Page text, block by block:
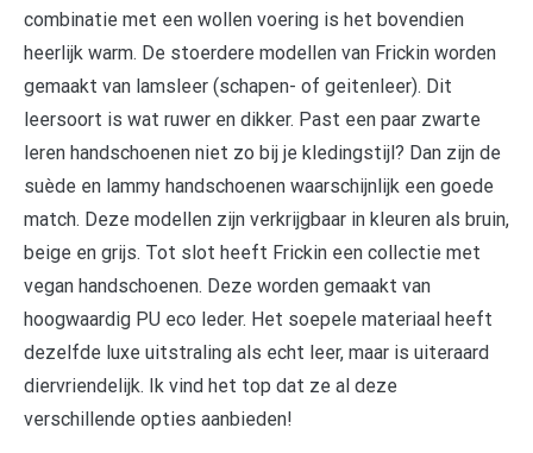
combinatie met een wollen voering is het bovendien
heerlijk warm. De stoerdere modellen van Frickin worden
gemaakt van lamsleer (schapen- of geitenleer). Dit
leersoort is wat ruwer en dikker. Past een paar zwarte
leren handschoenen niet zo bij je kledingstijl? Dan zijn de
suède en lammy handschoenen waarschijnlijk een goede
match. Deze modellen zijn verkrijgbaar in kleuren als bruin,
beige en grijs. Tot slot heeft Frickin een collectie met
vegan handschoenen. Deze worden gemaakt van
hoogwaardig PU eco leder. Het soepele materiaal heeft
dezelfde luxe uitstraling als echt leer, maar is uiteraard
diervriendelijk. Ik vind het top dat ze al deze
verschillende opties aanbieden!